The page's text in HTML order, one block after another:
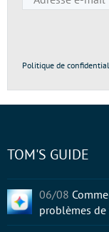
Politique de
TOM'S GUIDE
06/08
problèmes